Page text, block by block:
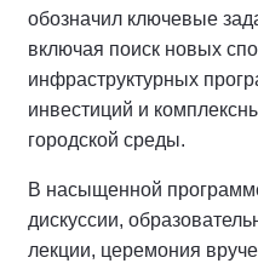
обозначил ключевые
включая поиск новых
инфраструктурных
инвестиций и
городской среды.
В насыщенной
дискуссии,
лекции, церемония